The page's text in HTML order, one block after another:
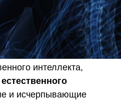
интеллекта,
и исчерпывающие